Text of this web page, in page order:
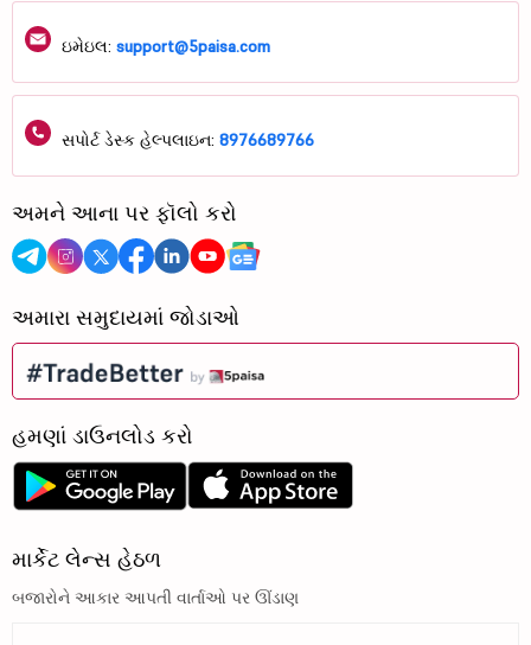
ઇમેઇલ: support@5paisa.com
સપોર્ટ ડેસ્ક હેલ્પલાઇન: 8976689766
અમને આના પર ફૉલો કરો
અમારા સમુદાયમાં જોડાઓ
હમણાં ડાઉનલોડ કરો
માર્કેટ લેન્સ હેઠળ
બજારોને આકાર આપતી વાર્તાઓ પર ઊંડાણ